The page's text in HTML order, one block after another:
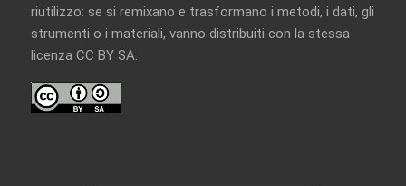
riutilizzo: se si remixano e trasformano i metodi, i dati, gli
strumenti o i materiali, vanno distribuiti con la stessa
licenza CC BY SA.